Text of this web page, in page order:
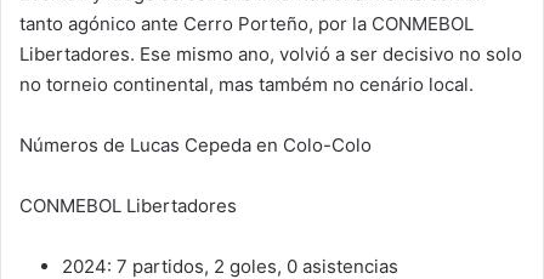
tanto agónico ante Cerro Porteño, por la CONMEBOL
Libertadores. Ese mismo ano, volvió a ser decisivo no solo
no torneio continental, mas também no cenário local.
Números de Lucas Cepeda en Colo-Colo
CONMEBOL Libertadores
2024: 7 partidos, 2 goles, 0 asistencias